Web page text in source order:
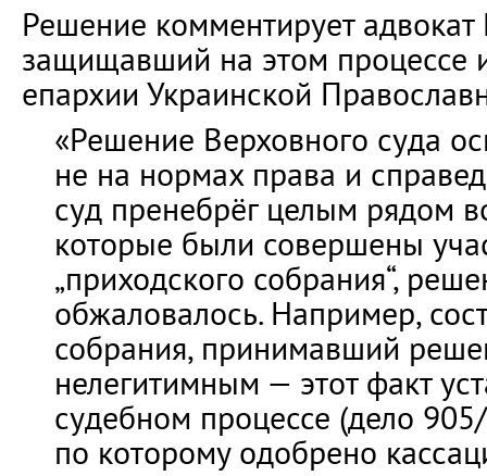
Решение комментирует
защищавший на этом процессе
епархии Украинской
«Решение Верховного суда
не на нормах права и
суд пренебрёг целым рядом
которые были совершены
„приходского собрания“,
обжаловалось. Например,
собрания, принимавший
нелегитимным — этот факт
судебном процессе (дело
по которому одобрено